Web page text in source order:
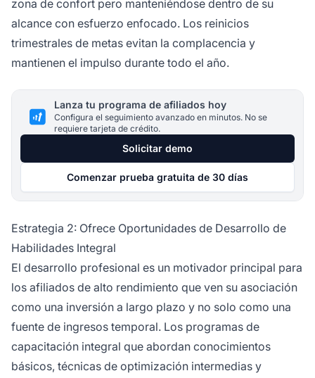
zona de confort pero manteniéndose dentro de su
alcance con esfuerzo enfocado. Los reinicios
trimestrales de metas evitan la complacencia y
mantienen el impulso durante todo el año.
Lanza tu programa de afiliados hoy
Configura el seguimiento avanzado en minutos. No se
requiere tarjeta de crédito.
Solicitar demo
Comenzar prueba gratuita de 30 días
Estrategia 2: Ofrece Oportunidades de Desarrollo de
Habilidades Integral
El desarrollo profesional es un motivador principal para
los afiliados de alto rendimiento que ven su asociación
como una inversión a largo plazo y no solo como una
fuente de ingresos temporal. Los programas de
capacitación integral que abordan conocimientos
básicos, técnicas de optimización intermedias y